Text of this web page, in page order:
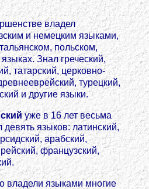
владел
и немецким языками,
польском,
Знал греческий,
татарский, церковно-
турецкий,
и другие языки.
уже в 16 лет весьма
девять языков: латинский,
арабский,
французский,
владели языками многие